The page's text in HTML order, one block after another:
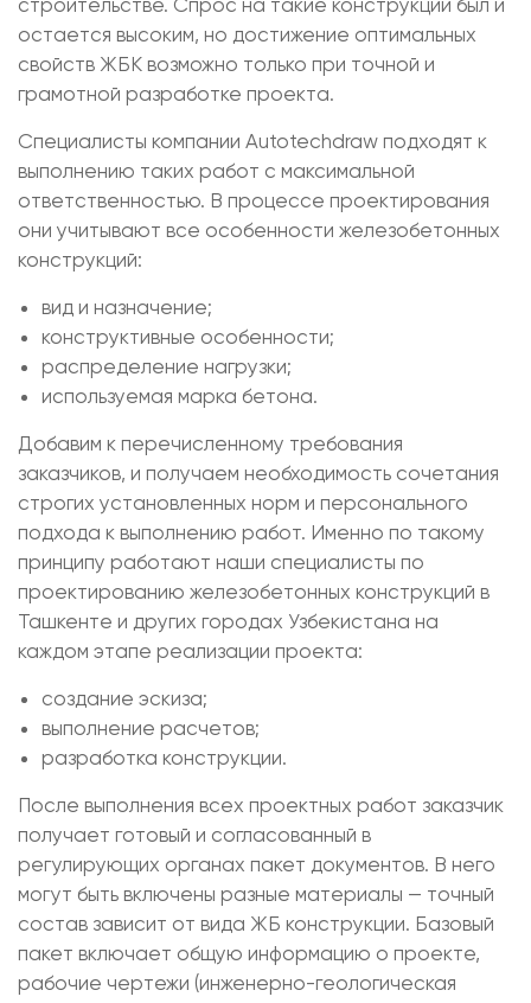
строительстве. Спрос на такие конструкции был и
остается высоким, но достижение оптимальных
свойств ЖБК возможно только при точной и
грамотной разработке проекта.
Специалисты компании Autotechdraw подходят к
выполнению таких работ с максимальной
ответственностью. В процессе проектирования
они учитывают все особенности железобетонных
конструкций:
вид и назначение;
конструктивные особенности;
распределение нагрузки;
используемая марка бетона.
Добавим к перечисленному требования
заказчиков, и получаем необходимость сочетания
строгих установленных норм и персонального
подхода к выполнению работ. Именно по такому
принципу работают наши специалисты по
проектированию железобетонных конструкций в
Ташкенте и других городах Узбекистана на
каждом этапе реализации проекта:
создание эскиза;
выполнение расчетов;
разработка конструкции.
После выполнения всех проектных работ заказчик
получает готовый и согласованный в
регулирующих органах пакет документов. В него
могут быть включены разные материалы — точный
состав зависит от вида ЖБ конструкции. Базовый
пакет включает общую информацию о проекте,
рабочие чертежи (инженерно-геологическая